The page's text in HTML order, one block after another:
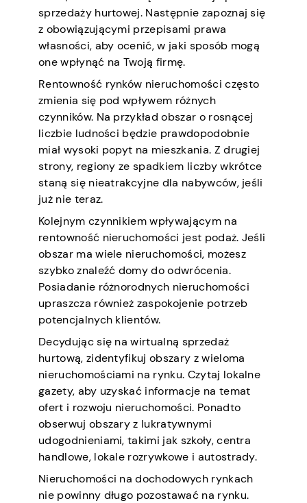
sprzedaży hurtowej. Następnie zapoznaj się
z obowiązującymi przepisami prawa
własności, aby ocenić, w jaki sposób mogą
one wpłynąć na Twoją firmę.
Rentowność rynków nieruchomości często
zmienia się pod wpływem różnych
czynników. Na przykład obszar o rosnącej
liczbie ludności będzie prawdopodobnie
miał wysoki popyt na mieszkania. Z drugiej
strony, regiony ze spadkiem liczby wkrótce
staną się nieatrakcyjne dla nabywców, jeśli
już nie teraz.
Kolejnym czynnikiem wpływającym na
rentowność nieruchomości jest podaż. Jeśli
obszar ma wiele nieruchomości, możesz
szybko znaleźć domy do odwrócenia.
Posiadanie różnorodnych nieruchomości
upraszcza również zaspokojenie potrzeb
potencjalnych klientów.
Decydując się na wirtualną sprzedaż
hurtową, zidentyfikuj obszary z wieloma
nieruchomościami na rynku. Czytaj lokalne
gazety, aby uzyskać informacje na temat
ofert i rozwoju nieruchomości. Ponadto
obserwuj obszary z lukratywnymi
udogodnieniami, takimi jak szkoły, centra
handlowe, lokale rozrywkowe i autostrady.
Nieruchomości na dochodowych rynkach
nie powinny długo pozostawać na rynku.